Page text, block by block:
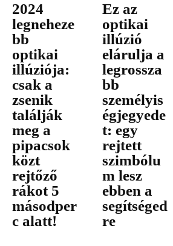
2024
legneheze
bb
optikai
illúziója:
csak a
zsenik
találják
meg a
pipacsok
közt
rejtőző
rákot 5
másodper
c alatt!
Ez az
optikai
illúzió
elárulja a
legrossza
bb
személyis
égjegyede
t: egy
rejtett
szimbólu
m lesz
ebben a
segítséged
re